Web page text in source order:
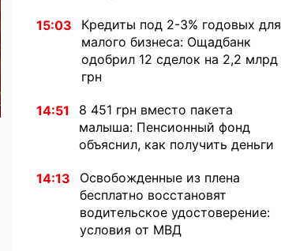
15:03
Кредиты под 2-3% годовых для
малого бизнеса: Ощадбанк
одобрил 12 сделок на 2,2 млрд
грн
14:51
8 451 грн вместо пакета
малыша: Пенсионный фонд
объяснил, как получить деньги
14:13
Освобожденные из плена
бесплатно восстановят
водительское удостоверение:
условия от МВД